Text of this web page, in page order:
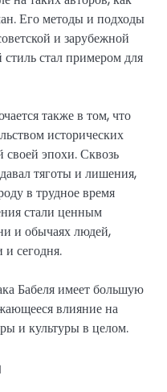
Его методы и подходы
и зарубежной
стал примером для
также в том, что
исторических
эпохи. Сквозь
тяготы и лишения,
в трудное время
стали ценным
и обычаях людей,
и сегодня.
Бабеля имеет большую
влияние на
и культуры в целом.